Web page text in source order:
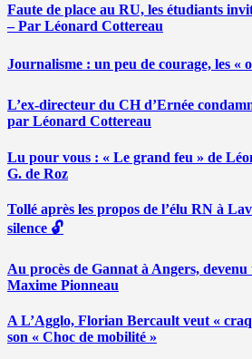
Faute de place au RU, les étudiants
– Par Léonard Cottereau
Journalisme : un peu de courage, les «
L’ex-directeur du CH d’Ernée
par Léonard Cottereau
Lu pour vous : « Le grand feu » de
G. de Roz
Tollé après les propos de l’élu RN à
silence 🔓
Au procès de Gannat à Angers,
Maxime Pionneau
A L’Agglo, Florian Bercault veut «
son « Choc de mobilité »